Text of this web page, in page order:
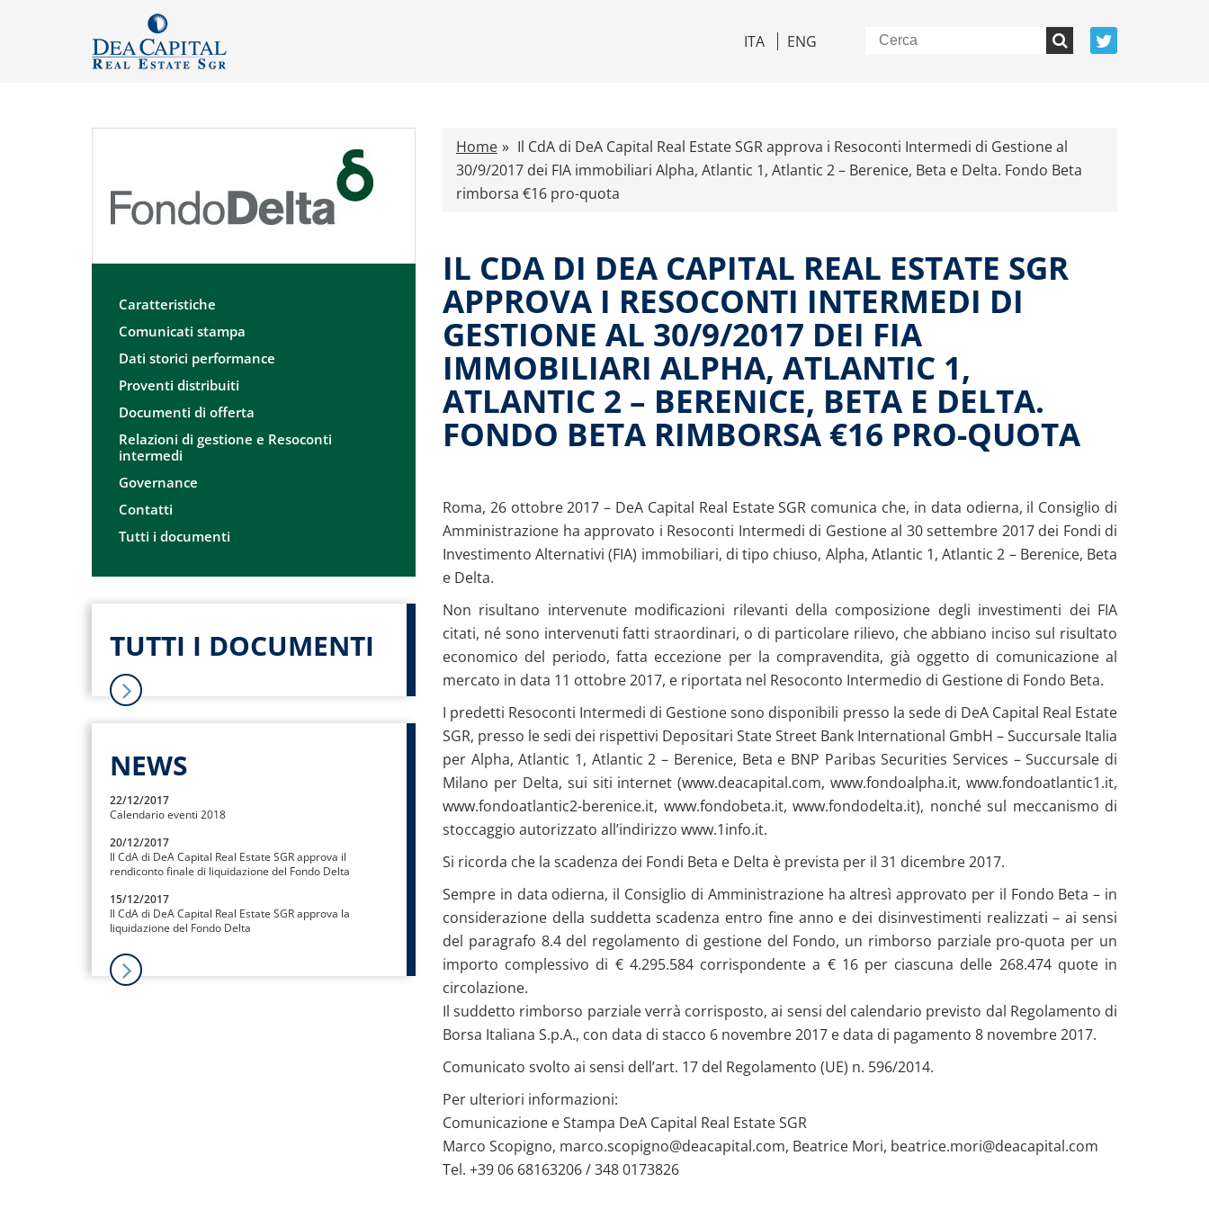
ITA ENG
Caratteristiche
Comunicati stampa
Dati storici performance
Proventi distribuiti
Documenti di offerta
Relazioni di gestione e Resoconti
intermedi
Governance
Contatti
Tutti i documenti
TUTTI I DOCUMENTI
NEWS
22/12/2017
Calendario eventi 2018
20/12/2017
Il CdA di DeA Capital Real Estate SGR approva il
rendiconto finale di liquidazione del Fondo Delta
15/12/2017
Il CdA di DeA Capital Real Estate SGR approva la
liquidazione del Fondo Delta
Home
Il CdA di DeA Capital Real Estate SGR approva i Resoconti Intermedi di Gestione al
30/9/2017 dei FIA immobiliari Alpha, Atlantic 1, Atlantic 2 – Berenice, Beta e Delta. Fondo Beta
rimborsa €16 pro-quota
IL CDA DI DEA CAPITAL REAL ESTATE SGR
APPROVA I RESOCONTI INTERMEDI DI
GESTIONE AL 30/9/2017 DEI FIA
IMMOBILIARI ALPHA, ATLANTIC 1,
ATLANTIC 2 – BERENICE, BETA E DELTA.
FONDO BETA RIMBORSA €16 PRO-QUOTA
Roma, 26 ottobre 2017 – DeA Capital Real Estate SGR comunica che, in data odierna, il Consiglio di
Amministrazione ha approvato i Resoconti Intermedi di Gestione al 30 settembre 2017 dei Fondi di
Investimento Alternativi (FIA) immobiliari, di tipo chiuso, Alpha, Atlantic 1, Atlantic 2 – Berenice, Beta
e Delta.
Non risultano intervenute modificazioni rilevanti della composizione degli investimenti dei FIA
citati, né sono intervenuti fatti straordinari, o di particolare rilievo, che abbiano inciso sul risultato
economico del periodo, fatta eccezione per la compravendita, già oggetto di comunicazione al
mercato in data 11 ottobre 2017, e riportata nel Resoconto Intermedio di Gestione di Fondo Beta.
I predetti Resoconti Intermedi di Gestione sono disponibili presso la sede di DeA Capital Real Estate
SGR, presso le sedi dei rispettivi Depositari State Street Bank International GmbH – Succursale Italia
per Alpha, Atlantic 1, Atlantic 2 – Berenice, Beta e BNP Paribas Securities Services – Succursale di
Milano per Delta, sui siti internet (www.deacapital.com, www.fondoalpha.it, www.fondoatlantic1.it,
www.fondoatlantic2-berenice.it, www.fondobeta.it, www.fondodelta.it), nonché sul meccanismo di
stoccaggio autorizzato all’indirizzo www.1info.it.
Si ricorda che la scadenza dei Fondi Beta e Delta è prevista per il 31 dicembre 2017.
Sempre in data odierna, il Consiglio di Amministrazione ha altresì approvato per il Fondo Beta – in
considerazione della suddetta scadenza entro fine anno e dei disinvestimenti realizzati – ai sensi
del paragrafo 8.4 del regolamento di gestione del Fondo, un rimborso parziale pro-quota per un
importo complessivo di € 4.295.584 corrispondente a € 16 per ciascuna delle 268.474 quote in
circolazione.
Il suddetto rimborso parziale verrà corrisposto, ai sensi del calendario previsto dal Regolamento di
Borsa Italiana S.p.A., con data di stacco 6 novembre 2017 e data di pagamento 8 novembre 2017.
Comunicato svolto ai sensi dell’art. 17 del Regolamento (UE) n. 596/2014.
Per ulteriori informazioni:
Comunicazione e Stampa DeA Capital Real Estate SGR
Marco Scopigno, marco.scopigno@deacapital.com, Beatrice Mori, beatrice.mori@deacapital.com
Tel. +39 06 68163206 / 348 0173826